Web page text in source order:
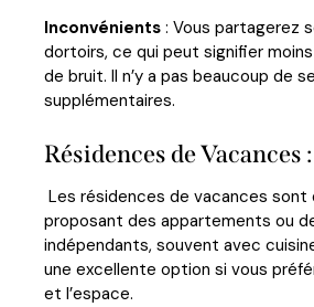
Inconvénients : Vous partagerez
dortoirs, ce qui peut signifier
de bruit. Il n’y a pas beaucoup de
supplémentaires.
Résidences de Vacances :
Les résidences de vacances sont
proposant des appartements ou
indépendants, souvent avec
une excellente option si vous
et l’espace.